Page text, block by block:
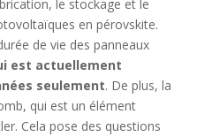
le stockage et le
en pérovskite.
de vie des panneaux
est actuellement
seulement. De plus, la
qui est un élément
Cela pose des questions